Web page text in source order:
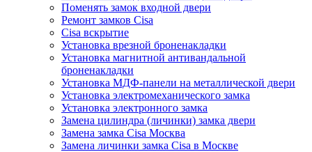
Поменять замок входной двери
Ремонт замков Cisa
Сisa вскрытие
Установка врезной броненакладки
Установка магнитной антивандальной
броненакладки
Установка МДФ-панели на металлической двери
Установка электромеханического замка
Установка электронного замка
Замена цилиндра (личинки) замка двери
Замена замка Cisa Москва
Замена личинки замка Cisa в Москве